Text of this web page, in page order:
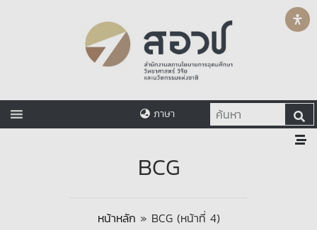
ภาษา
BCG
หน้าหลัก » BCG (หน้าที่ 4)